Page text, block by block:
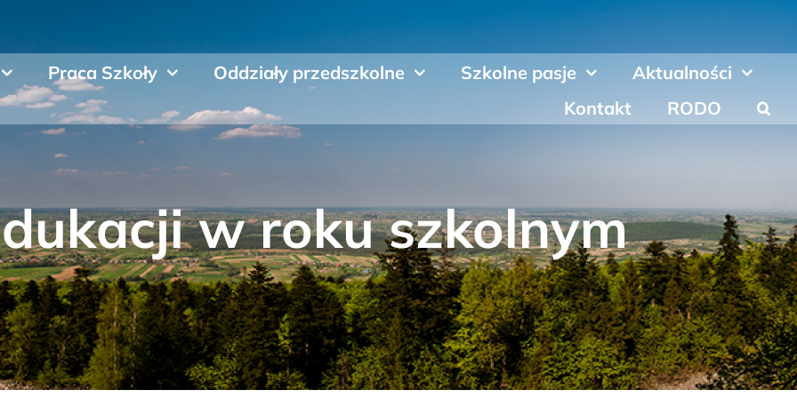
Praca Szkoły Oddziały przedszkolne Szkolne pasje
Aktualności
Kontakt
RODO
w roku szkolnym